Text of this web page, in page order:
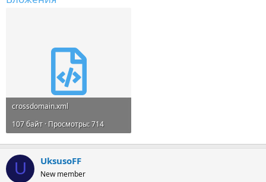
crossdomain.xml
107 байт · Просмотры: 714
U UksusoFF
New member